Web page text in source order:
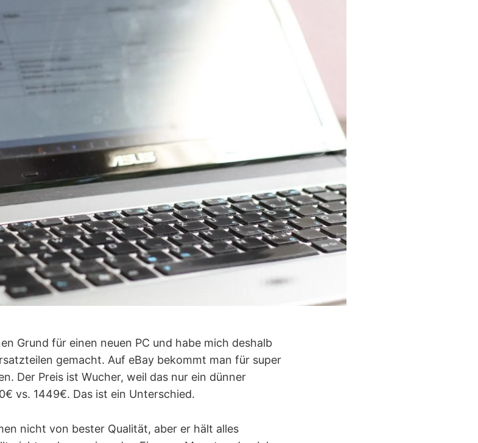
Grund für einen neuen PC und habe mich deshalb
gemacht. Auf eBay bekommt man für super
Der Preis ist Wucher, weil das nur ein dünner
vs. 1449€. Das ist ein Unterschied.
nicht von bester Qualität, aber er hält alles